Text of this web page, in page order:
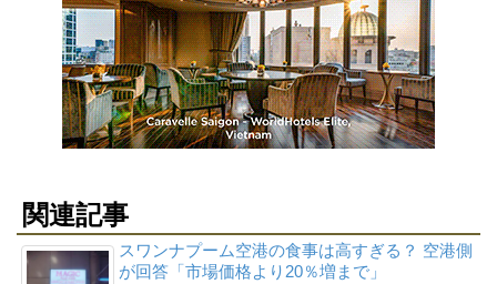
関連記事
スワンナプーム空港の食事は高すぎる？ 空港側
が回答「市場価格より20％増まで」